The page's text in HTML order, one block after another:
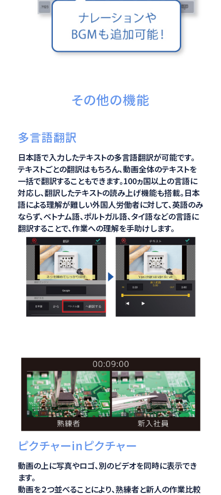
その他の機能
多言語翻訳
日本語で入力したテキストの多言語翻訳が可能です。
テキストごとの翻訳はもちろん、動画全体のテキストを
一括で翻訳することもできます。100ヵ国以上の言語に
対応し、翻訳したテキストの読み上げ機能も搭載。日本
語による理解が難しい外国人労働者に対して、英語のみ
ならず、ベトナム語、ポルトガル語、タイ語などの言語に
翻訳することで、作業への理解を手助けします。
ピクチャーinピクチャー
動画の上に写真やロゴ、別のビデオを同時に表示でき
ます。
動画を２つ並べることにより、熟練者と新人の作業比較